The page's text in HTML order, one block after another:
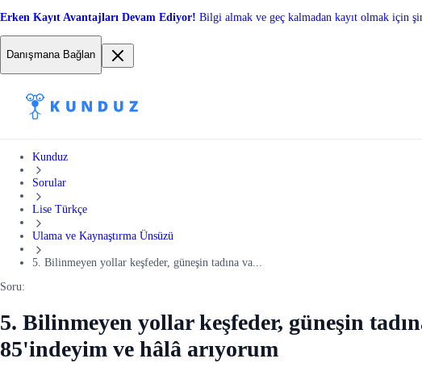
Erken Kayıt Avantajları Devam Ediyor! Bilgi almak ve geç kalmadan kayıt olmak için
Danışmana Bağlan
Kunduz
Sorular
Lise Türkçe
Ulama ve Kaynaştırma Ünsüzü
5. Bilinmeyen yollar keşfeder, güneşin tadına va...
Soru:
5. Bilinmeyen yollar keşfeder, güneşin
85'indeyim ve hâlâ arıyorum